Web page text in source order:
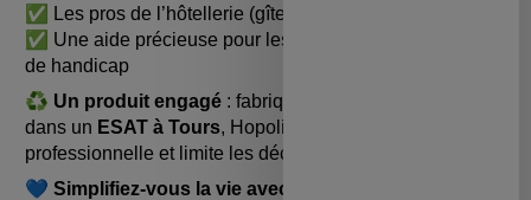
✅ Les pros de l ’hôtellerie (gîtes, Airbnb
✅ Une aide précieuse pour les personnes en situation
de handicap
♻️ Un produit engagé: fabriqué en France et assemblé
dans un ESAT à Tours, Hopoli soutient l’insertion
professionnelle et limite les déchets.
💙 Simplifiez-vous la vie avec l’enfile-couette Hopoli !